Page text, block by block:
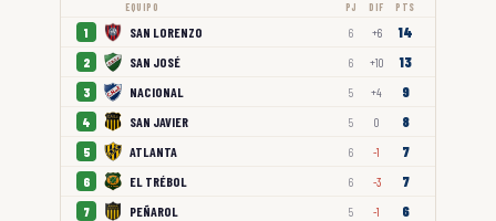
EQUIPO PJ DIF PTS
1 SAN LORENZO 6 +6 14
2 SAN JOSÉ 6 +10 13
3 NACIONAL 5 +4 9
4 SAN JAVIER 5 0 8
5 ATLANTA 6 -1 7
6 EL TRÉBOL 6 -3 7
7 PEÑAROL 5 -1 6